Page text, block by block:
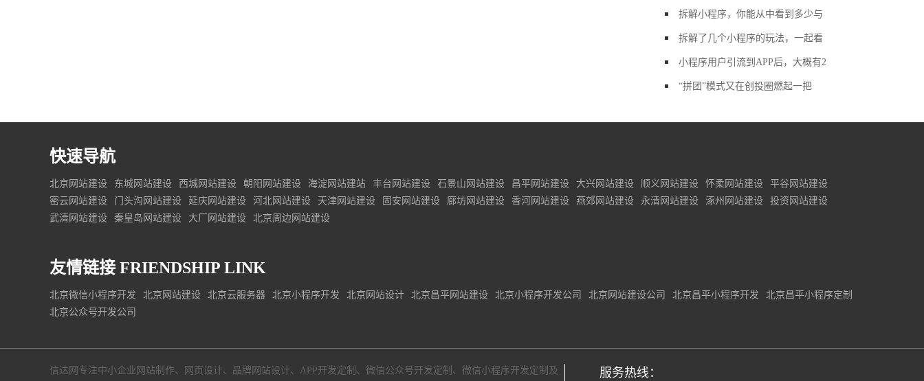
拆解小程序，你能从中看到多少与
拆解了几个小程序的玩法，一起看
小程序用户引流到APP后，大概有2
“拼团”模式又在创投圈燃起一把
快速导航
北京网站建设 东城网站建设 西城网站建设 朝阳网站建设 海淀网站建站 丰台网站建设 石景山网站建设 昌平网站建设 大兴网站建设 顺义网站建设 怀柔网站建设
平谷网站建设
密云网站建设
门头沟网站建设 延庆网站建设 河北网站建设 天津网站建设 固安网站建设 廊坊网站建设 香河网站建设 燕郊网站建设 永清网站建设 涿州网站建设
投资网站建设
武清网站建设
秦皇岛网站建设 大厂网站建设 北京周边网站建设
友情链接 FRIENDSHIP LINK
北京微信小程序开发 北京网站建设 北京云服务器 北京小程序开发 北京网站设计 北京昌平网站建设 北京小程序开发公司 北京网站建设公司 北京昌平小程序开发
北京昌平小程序定制
北京公众号开发公司
信达网专注中小企业网站制作、 网页设计、 品牌网站设计、 APP开发定制 、 微信公众号开发定制 、 微信小程序开发定制 及 服务热线：